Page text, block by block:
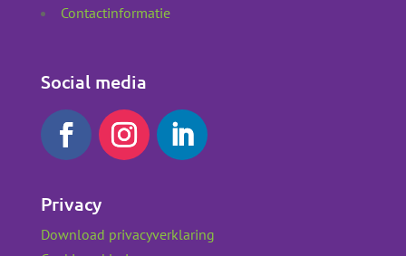
Contactinformatie
Social media
Privacy
Download privacyverklaring